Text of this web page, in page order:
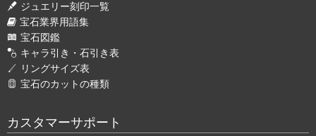
ジュエリー刻印一覧
宝石業界用語集
宝石図鑑
キャラ引き・石引き表
リングサイズ表
宝石のカットの種類
カスタマーサポート